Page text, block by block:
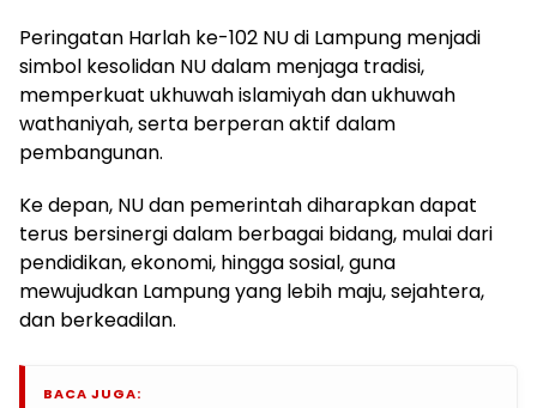
Peringatan Harlah ke-102 NU di Lampung menjadi
simbol kesolidan NU dalam menjaga tradisi,
memperkuat ukhuwah islamiyah dan ukhuwah
wathaniyah, serta berperan aktif dalam
pembangunan.
Ke depan, NU dan pemerintah diharapkan dapat
terus bersinergi dalam berbagai bidang, mulai dari
pendidikan, ekonomi, hingga sosial, guna
mewujudkan Lampung yang lebih maju, sejahtera,
dan berkeadilan.
BACA JUGA: